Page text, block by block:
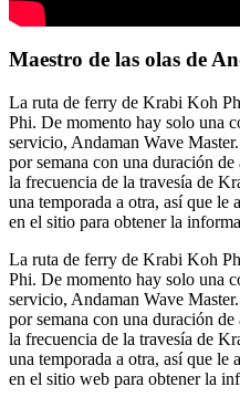
Maestro de las olas de
La ruta de ferry de Krabi Koh
Phi. De momento hay solo una
servicio, Andaman Wave
por semana con una duración
la frecuencia de la travesía de
una temporada a otra, así que le
en el sitio para obtener la
La ruta de ferry de Krabi Koh
Phi. De momento hay solo una
servicio, Andaman Wave
por semana con una duración
la frecuencia de la travesía de
una temporada a otra, así que le
en el sitio web para obtener la